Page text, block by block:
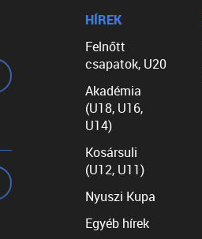
HÍREK
Felnőtt
csapatok, U20
Akadémia
(U18, U16,
U14)
Kosársuli
(U12, U11)
Nyuszi Kupa
Egyéb hírek